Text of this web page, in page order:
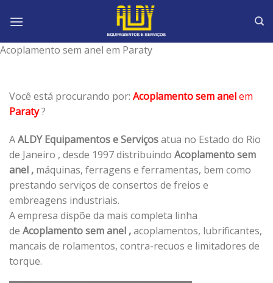
Acoplamento sem anel em Paraty
Você está procurando por: Acoplamento sem anelem
Paraty?
AALDY Equipamentos e Serviçosatua no Estado do Rio
de Janeiro , desde 1997 distribuindo Acoplamento sem
anel , máquinas, ferragens e ferramentas, bem como
prestando serviços de consertos de freios e
embreagens industriais.
A empresa dispõe da mais completa linha
de Acoplamento sem anel ,acoplamentos, lubrificantes,
mancais de rolamentos, contra-recuos e limitadores de
torque.